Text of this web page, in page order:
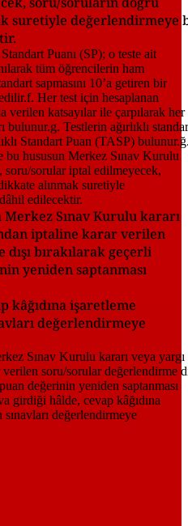
suretiyle değerlendirmeye
Merkez Sınav Kurulu kararı
iptaline karar verilen
bırakılarak geçerli
yeniden saptanması
kâğıdına işaretleme
değerlendirmeye